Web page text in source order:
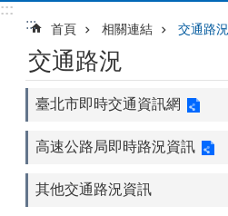
:::
:::
首頁 相關連結 交通路況
交通路況
臺北市即時交通資訊網
高速公路局即時路況資訊
其他交通路況資訊